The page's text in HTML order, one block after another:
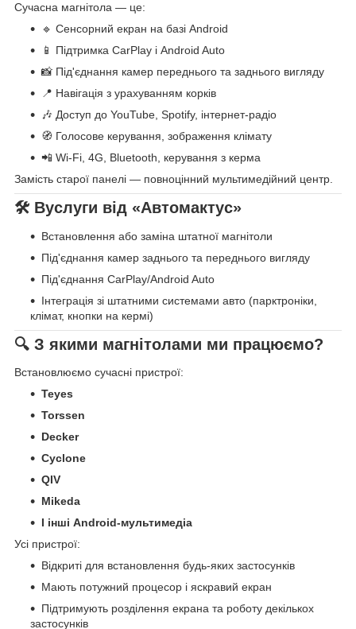
Сучасна магнітола — це:
🔹 Сенсорний екран на базі Android
📱 Підтримка CarPlay і Android Auto
📸 Під'єднання камер переднього та заднього вигляду
📍 Навігація з урахуванням корків
🎶 Доступ до YouTube, Spotify, інтернет-радіо
🧭 Голосове керування, зображення клімату
📲 Wi-Fi, 4G, Bluetooth, керування з керма
Замість старої панелі — повноцінний мультимедійний центр.
🛠 Вуслуги від «Автомактус»
Встановлення або заміна штатної магнітоли
Під'єднання камер заднього та переднього вигляду
Під'єднання CarPlay/Android Auto
Інтеграція зі штатними системами авто (парктроніки,
клімат, кнопки на кермі)
🔍 З якими магнітолами ми працюємо?
Встановлюємо сучасні пристрої:
Teyes
Torssen
Decker
Cyclone
QIV
Mikeda
І інші Android-мультимедіа
Усі пристрої:
Відкриті для встановлення будь-яких застосунків
Мають потужний процесор і яскравий екран
Підтримують розділення екрана та роботу декількох
застосунків